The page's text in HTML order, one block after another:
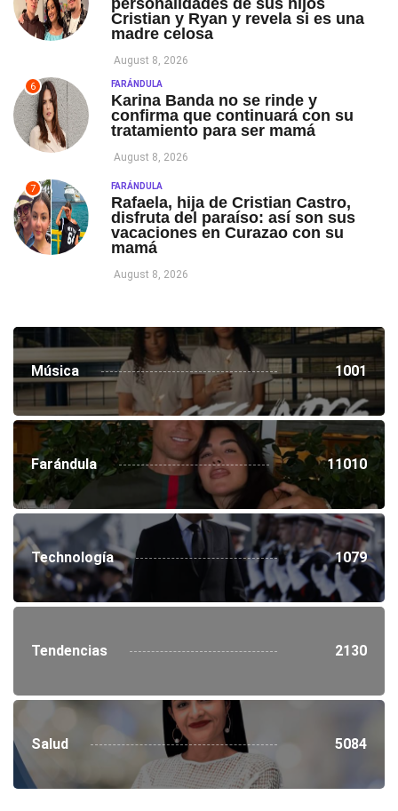
personalidades de sus hijos
Cristian y Ryan y revela si es una
madre celosa
August 8, 2026
6 FARÁNDULA
Karina Banda no se rinde y
confirma que continuará con su
tratamiento para ser mamá
August 8, 2026
7 FARÁNDULA
Rafaela, hija de Cristian Castro,
disfruta del paraíso: así son sus
vacaciones en Curazao con su
mamá
August 8, 2026
Música 1001
Farándula 11010
Technología 1079
Tendencias 2130
Salud 5084